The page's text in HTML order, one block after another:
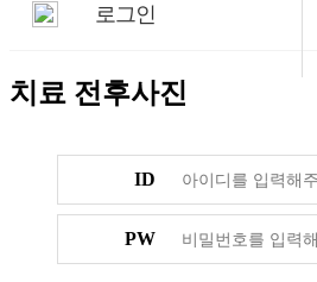
로그인
치료 전후사진
ID
PW